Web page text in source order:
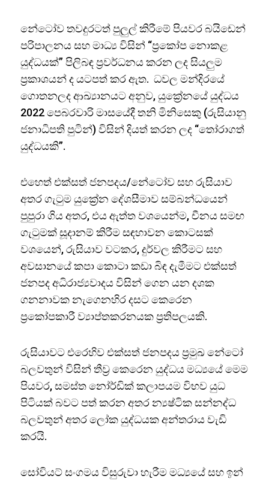
නේටෝව තවදුරටත් පුලුල් කිරීමේ පියවර බයිඩෙන්
පරිපාලනය සහ මාධ්‍ය විසින් “ප්‍රකෝප නොකළ
යුද්ධයක්” පිලිබඳ ප්‍රවර්ධනය කරන ලද සියලුම
ප්‍රකාශයන් ද යටපත් කර ඇත. ධවල මන්දිරයේ
ගොතනලද ආඛ්‍යානයට අනුව, යුක්‍රේනයේ යුද්ධය
2022 පෙබරවාරි මාසයේදී තනි මිනිසෙකු (රුසියානු
ජනාධිපති පුටින්) විසින් දියත් කරන ලද “තෝරාගත්
යුද්ධයකි”.
එහෙත් එක්සත් ජනපදය/නේටෝව සහ රුසියාව
අතර ගැටුම යුක්‍රේන දේශසීමාව සම්බන්ධයෙන්
පුපුරා ගිය අතර, එය ඇත්ත වශයෙන්ම, චීනය සමඟ
ගැටුමක් සූදානම් කිරීම සඳහාවන කොටසක්
වශයෙන්, රුසියාව වටකර, දුර්වල කිරීමට සහ
අවසානයේ කපා කොටා කඩා බිඳ දැමීමට එක්සත්
ජනපද අධිරාජ්‍යවාදය විසින් ගෙන යන දශක
ගනනාවක නැගෙනහිර දසට කෙරෙන
ප්‍රකෝපකාරී ව්‍යාප්තකරනයක ප්‍රතිපලයකි.
රුසියාවට එරෙහිව එක්සත් ජනපදය ප්‍රමුඛ නේටෝ
බලවතුන් විසින් තීව්‍ර කෙරෙන යුද්ධය මධ්‍යයේ මෙම
පියවර, සමස්ත නෝර්ඩික් කලාපයම විභව යුධ
පිටියක් බවට පත් කරන අතර න්‍යෂ්ටික සන්නද්ධ
බලවතුන් අතර ලෝක යුද්ධයක අන්තරාය වැඩි
කරයි.
සෝවියට් සංගමය විසුරුවා හැරීම මධ්‍යයේ සහ ඉන්